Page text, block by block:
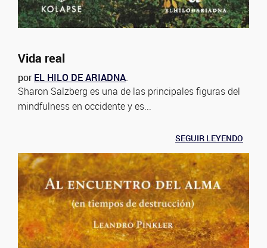
Vida real
porEL HILO DE ARIADNA.
Sharon Salzberg es una de las principales figuras del
mindfulness en occidente y es...
SEGUIR LEYENDO